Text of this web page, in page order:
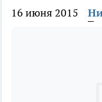
16 июня 2015